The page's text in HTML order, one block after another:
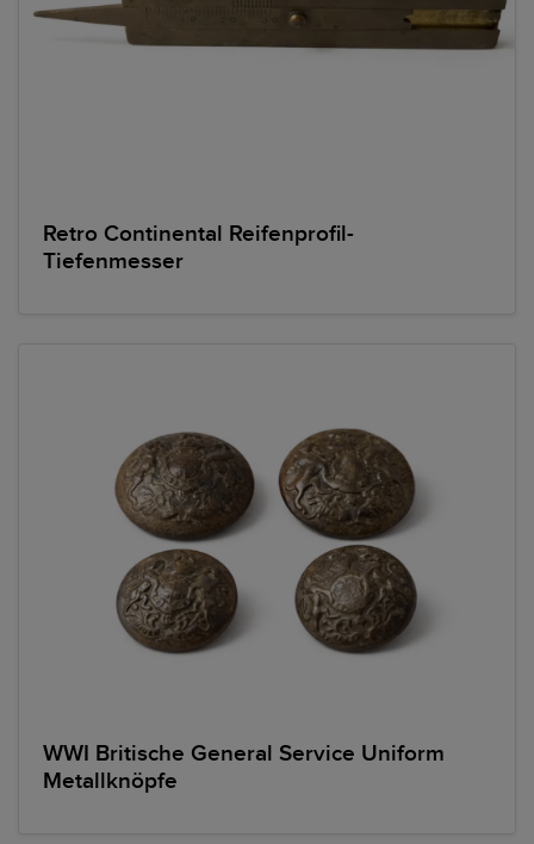
Retro Continental Reifenprofil-
Tiefenmesser
WWI Britische General Service Uniform
Metallknöpfe